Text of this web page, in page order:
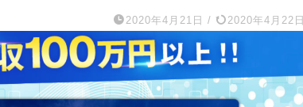
2020年4月21日 / 2020年4月22日